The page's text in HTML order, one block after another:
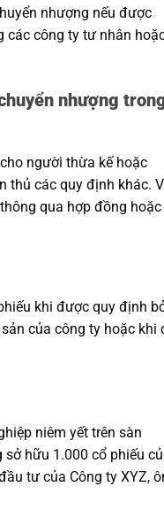
nhượng nếu được
các công ty tư nhân
nhượng
người thừa kế hoặc
thủ các quy định khác.
qua hợp đồng hoặc
khi được quy định
của công ty hoặc khi
niêm yết trên sàn
sở hữu 1.000 cổ phiếu
tư của Công ty XYZ,